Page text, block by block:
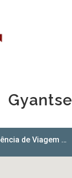
Gyantse